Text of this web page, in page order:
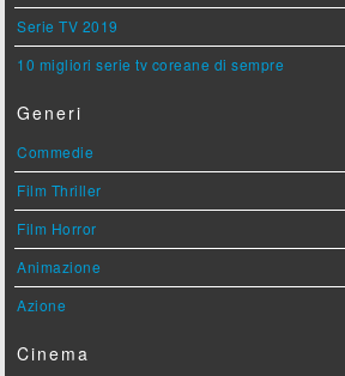
Serie TV 2019
10 migliori serie tv coreane di sempre
Generi
Commedie
Film Thriller
Film Horror
Animazione
Azione
Cinema